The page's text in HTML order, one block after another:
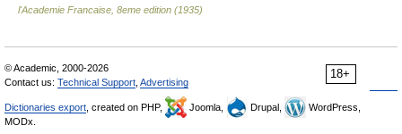
l'Academie Francaise, 8eme edition (1935)
18+
© Academic, 2000-2026
Contact us: Technical Support Advertising
Dictionaries export , created on PHP, Joomla, Drupal,
WordPress,
MODx.